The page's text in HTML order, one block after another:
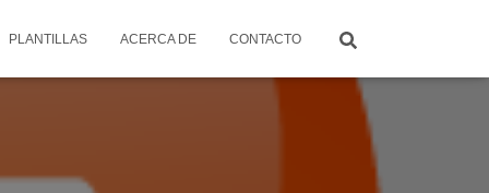
PLANTILLAS ACERCA DE CONTACTO